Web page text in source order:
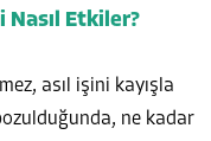
Nasıl Etkiler?
asıl işini kayışla
ne kadar